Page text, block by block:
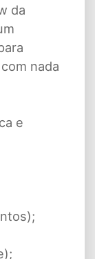
da
nada
e